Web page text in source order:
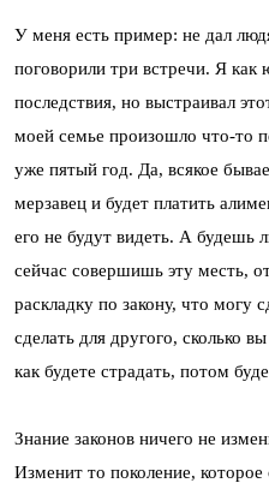
У меня есть пример: не дал
поговорили три встречи. Я как
последствия, но выстраивал
моей семье произошло что-то
уже пятый год. Да, всякое
мерзавец и будет платить
его не будут видеть. А будешь
сейчас совершишь эту месть,
раскладку по закону, что могу
сделать для другого, сколько
как будете страдать, потом
Знание законов ничего не
Изменит то поколение,